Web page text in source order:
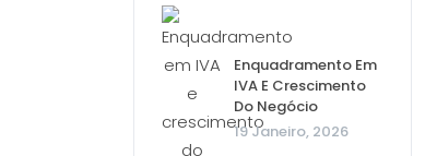
Enquadramento Em
IVA E Crescimento
Do Negócio
19 Janeiro, 2026